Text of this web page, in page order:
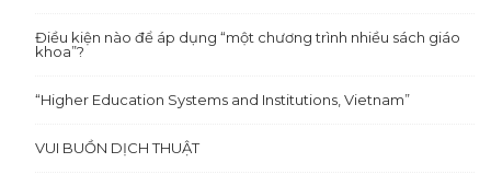
Điều kiện nào để áp dụng “một chương trình nhiều sách giáo
khoa”?
“Higher Education Systems and Institutions, Vietnam”
VUI BUỒN DỊCH THUẬT